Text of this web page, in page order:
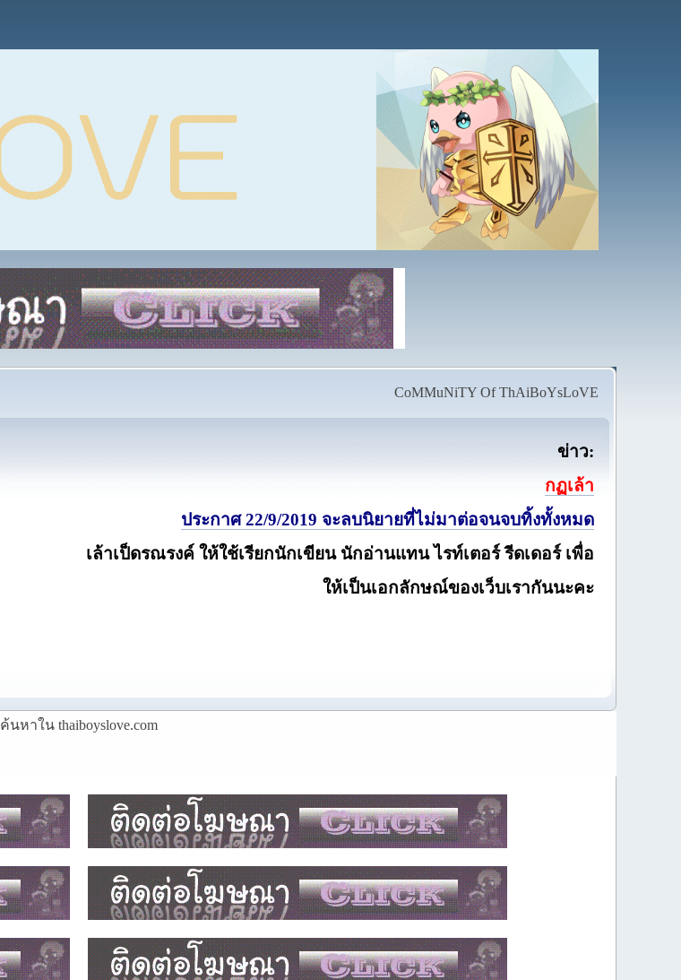
CoMMuNiTY Of ThAiBoYsLoVE
ข่าว:
กฏเล้า
ประกาศ 22/9/2019 จะลบนิยายที่ไม่มาต่อจนจบทิ้งทั้งหมด
เล้าเป็ดรณรงค์ ให้ใช้เรียกนักเขียน นักอ่านแทน ไรท์เตอร์ รีดเดอร์ เพื่อ
ให้เป็นเอกลักษณ์ของเว็บเรากันนะคะ
ค้นหาใน thaiboyslove.com